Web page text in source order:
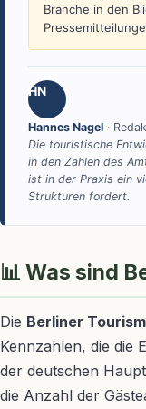
Branche in den
HN
Hannes Nagel ·
Die touristische
in den Zahlen des
ist in der Praxis ein
Strukturen fordert.
📊 Was sind
Die Berliner
Kennzahlen, die die
der deutschen
die Anzahl der